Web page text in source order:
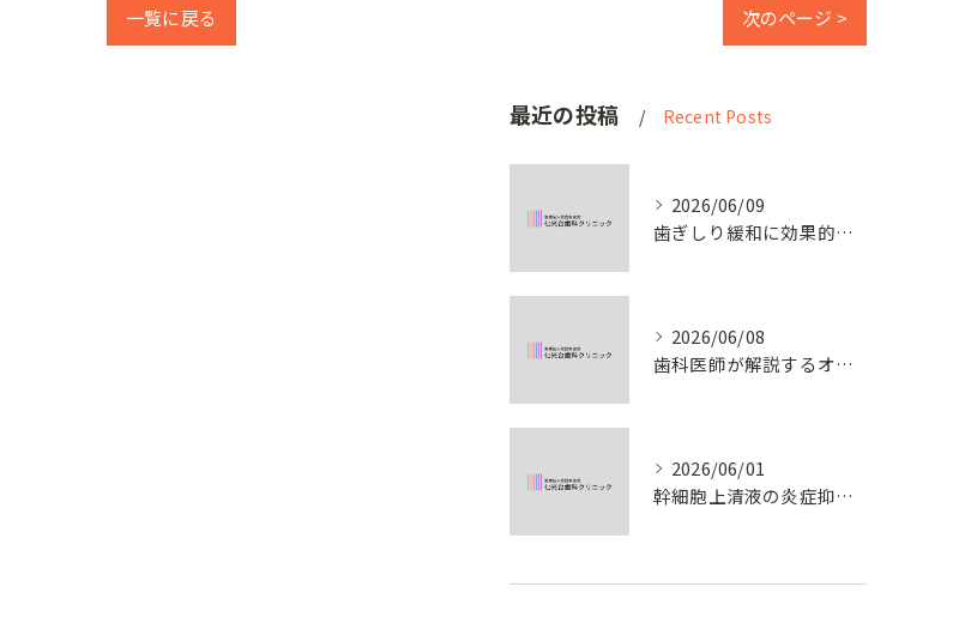
一覧に戻る 次のページ >
最近の投稿 Recent Posts
2026/06/09
歯ぎしり緩和に効果的なボトックス治療の仕組みとは
2026/06/08
歯科医師が解説するオフィスホワイトニングの正しいケア
2026/06/01
幹細胞上清液の炎症抑制メカニズムとは